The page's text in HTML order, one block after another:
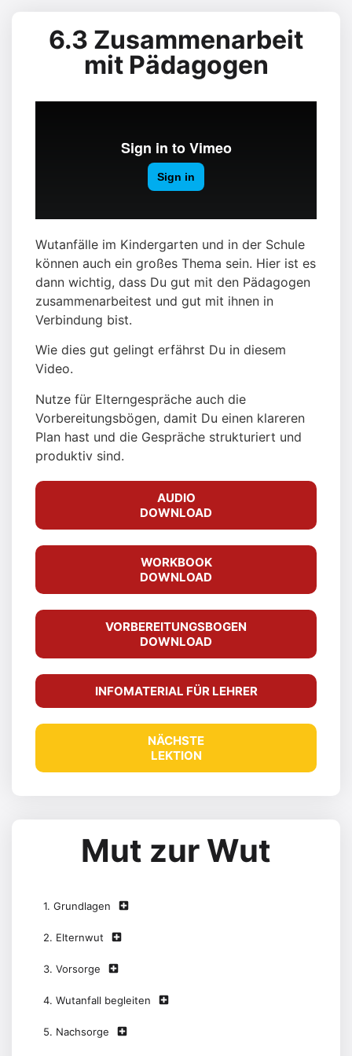
Mut zur Wut
1. Grundlagen
2. Elternwut
3. Vorsorge
4. Wutanfall begleiten
5. Nachsorge
6.3 Zusammenarbeit
mit Pädagogen
Wutanfälle im Kindergarten und in der Schule
können auch ein großes Thema sein. Hier ist es
dann wichtig, dass Du gut mit den Pädagogen
zusammenarbeitest und gut mit ihnen in
Verbindung bist.
Wie dies gut gelingt erfährst Du in diesem
Video.
Nutze für Elterngespräche auch die
Vorbereitungsbögen, damit Du einen klareren
Plan hast und die Gespräche strukturiert und
produktiv sind.
AUDIO
DOWNLOAD
WORKBOOK
DOWNLOAD
VORBEREITUNGSBOGEN
DOWNLOAD
INFOMATERIAL FÜR LEHRER
NÄCHSTE
LEKTION